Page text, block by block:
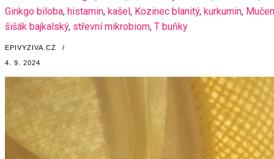
Ginkgo biloba, histamin, kašel, Kozinec blanitý, kurkumin,
šišák bajkalský, střevní mikrobiom, T buňky
EPIVYZIVA.CZ /
4. 9. 2024